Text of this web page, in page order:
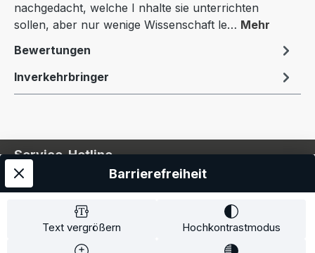
nachgedacht, welche I nhalte sie unterrichten
sollen, aber nur wenige Wissenschaft le… Mehr
Bewertungen
Inverkehrbringer
Service-Hotline
Service
Information
Text vergrößern Hochkontrastmodus
Barrierefreiheit